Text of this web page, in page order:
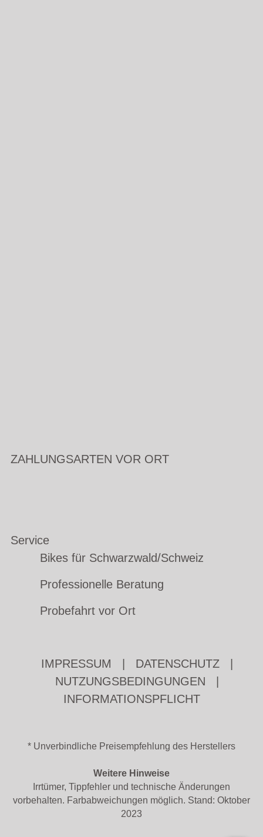
ZAHLUNGSARTEN VOR ORT
Service
Bikes für Schwarzwald/Schweiz
Professionelle Beratung
Probefahrt vor Ort
IMPRESSUM DATENSCHUTZ
NUTZUNGSBEDINGUNGEN
INFORMATIONSPFLICHT
* Unverbindliche Preisempfehlung des Herstellers
Weitere Hinweise
Irrtümer, Tippfehler und technische Änderungen
vorbehalten. Farbabweichungen möglich. Stand: Oktober
2023